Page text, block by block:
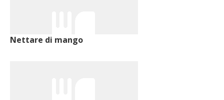
Nettare di mango